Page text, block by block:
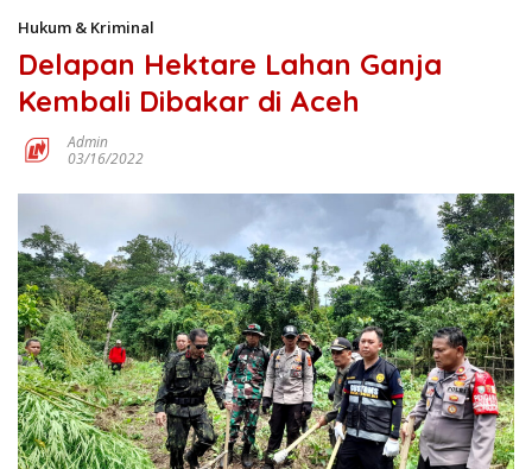
Hukum & Kriminal
Delapan Hektare Lahan Ganja
Kembali Dibakar di Aceh
Admin
03/16/2022